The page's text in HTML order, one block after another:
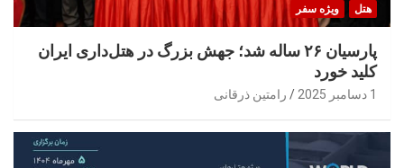
هتل ویژه سفر
پارسیان ۲۶ ساله شد؛ جهش بزرگ در هتل‌داری ایران
کلید خورد
1 دسامبر 2025 رامتین ذرقانی